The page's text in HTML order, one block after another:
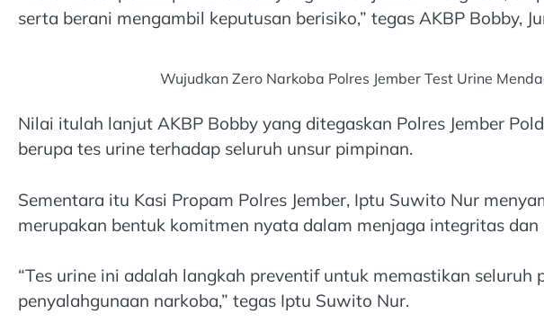
serta berani mengambil keputusan berisiko,” tegas AKBP Bobby,
Wujudkan Zero Narkoba Polres Jember Test Urine
Nilai itulah lanjut AKBP Bobby yang ditegaskan Polres Jember
berupa tes urine terhadap seluruh unsur pimpinan.
Sementara itu Kasi Propam Polres Jember, Iptu Suwito Nur
merupakan bentuk komitmen nyata dalam menjaga integritas
“Tes urine ini adalah langkah preventif untuk memastikan seluruh
penyalahgunaan narkoba,” tegas Iptu Suwito Nur.